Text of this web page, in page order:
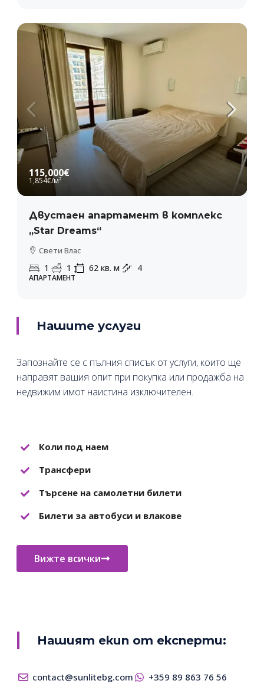
115,000€
1,854€/м²
Двустаен апартамент в комплекс
„Star Dreams“
Свети Влас
1 1 62 кв. м 4
АПАРТАМЕНТ
Нашите услуги
Запознайте се с пълния списък от услуги, които ще
направят вашия опит при покупка или продажба на
недвижим имот наистина изключителен.
Коли под наем
Трансфери
Търсене на самолетни билети
Билети за автобуси и влакове
Вижте всички
Нашият екип от експерти:
contact@sunlitebg.com
+359 89 863 76 56